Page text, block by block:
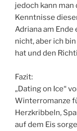
jedoch kann
Kenntnisse
Adriana am
nicht, aber ich
hat und den
Fazit:
„Dating on Ice“
Winterromanze
Herzkribbeln,
auf dem Eis